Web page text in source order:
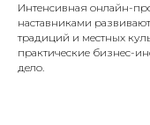
Интенсивная онлайн-
наставниками
традиций и местных
практические бизнес-
дело.